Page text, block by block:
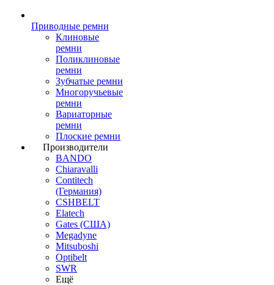
Приводные ремни
Клиновые
ремни
Поликлиновые
ремни
Зубчатые ремни
Многоручьевые
ремни
Вариаторные
ремни
Плоские ремни
Производители
BANDO
Chiaravalli
Contitech
(Германия)
CSHBELT
Elatech
Gates (США)
Megadyne
Mitsuboshi
Optibelt
SWR
Ещё